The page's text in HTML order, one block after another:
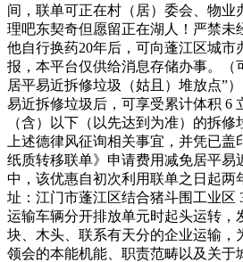
间，联单可正在村（居）委会、物业
理吧东契奇但愿留正在湖人！严禁未
他自行换药20年后，可向蓬江区城市
报，本平台仅供给消息存储办事。（
居平易近拆修垃圾（姑且）堆放点”
易近拆修垃圾后，可享受累计体积 6
（含）以下（以先达到为准）的拆
上述德律风征询相关事宜，并凭已
纸质转移联单》申请费用减免居平易
中，该优惠自初次利用联单之日起两
址：江门市蓬江区结合猪斗围工业区
运输车辆分开排放单元时起头运转，
块、木头、联系有天分的企业运输，
领会的本能机能、职责范畴以及关于